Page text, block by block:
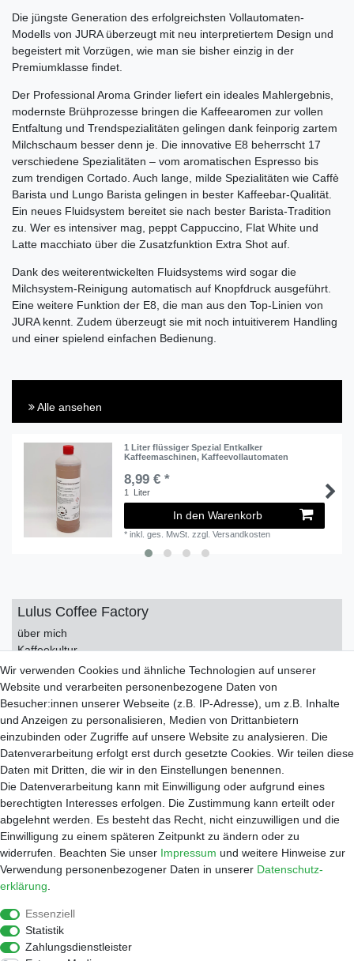
Die jüngste Generation des erfolgreichsten Vollautomaten-
Modells von JURA überzeugt mit neu interpretiertem Design und
begeistert mit Vorzügen, wie man sie bisher einzig in der
Premiumklasse findet.
Der Professional Aroma Grinder liefert ein ideales Mahlergebnis,
modernste Brühprozesse bringen die Kaffeearomen zur vollen
Entfaltung und Trendspezialitäten gelingen dank feinporig zartem
Milchschaum besser denn je. Die innovative E8 beherrscht 17
verschiedene Spezialitäten – vom aromatischen Espresso bis
zum trendigen Cortado. Auch lange, milde Spezialitäten wie Caffè
Barista und Lungo Barista gelingen in bester Kaffeebar-Qualität.
Ein neues Fluidsystem bereitet sie nach bester Barista-Tradition
zu. Wer es intensiver mag, peppt Cappuccino, Flat White und
Latte macchiato über die Zusatzfunktion Extra Shot auf.
Dank des weiterentwickelten Fluidsystems wird sogar die
Milchsystem-Reinigung automatisch auf Knopfdruck ausgeführt.
Eine weitere Funktion der E8, die man aus den Top-Linien von
JURA kennt. Zudem überzeugt sie mit noch intuitiverem Handling
und einer spielend einfachen Bedienung.
Alle ansehen
1 Liter flüssiger Spezial Entkalker
Kaffeemaschinen, Kaffeevollautomaten
8,99 € *
1 Liter
In den Warenkorb
*inkl. ges. MwSt. zzgl.Versandkosten
Lulus Coffee Factory
über mich
Kaffeekultur
Kontakt
Impressum
Datenschutzerklärung
AGB
Service
Zahlungsarten
Versand
Widerrufsrecht
Warenkorb
Händleranfragen
Werkstatt
Reparaturauftrag
Kaffee
Zubehör
Wir verwenden Cookies und ähnliche Technologien auf unserer
Website und verarbeiten personenbezogene Daten von
Besucher:innen unserer Webseite (z.B. IP-Adresse), um z.B. Inhalte
und Anzeigen zu personalisieren, Medien von Drittanbietern
einzubinden oder Zugriffe auf unsere Website zu analysieren. Die
Datenverarbeitung erfolgt erst durch gesetzte Cookies. Wir teilen diese
Daten mit Dritten, die wir in den Einstellungen benennen.
Die Datenverarbeitung kann mit Einwilligung oder aufgrund eines
berechtigten Interesses erfolgen. Die Zustimmung kann erteilt oder
abgelehnt werden. Es besteht das Recht, nicht einzuwilligen und die
Einwilligung zu einem späteren Zeitpunkt zu ändern oder zu
widerrufen. Beachten Sie unser Impressum und weitere Hinweise zur
Verwendung personenbezogener Daten in unserer Daten­schutz­
erklärung
Essenziell
Statistik
Zahlungsdienstleister